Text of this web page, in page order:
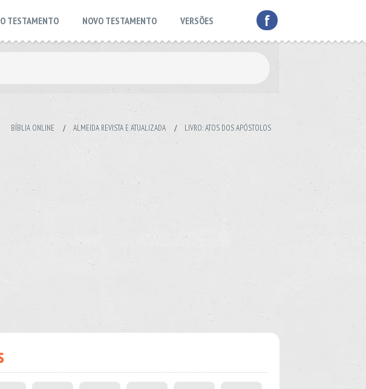
f
TESTAMENTO NOVO TESTAMENTO VERSÕES
BÍBLIA ONLINE / ALMEIDA REVISTA E ATUALIZADA / LIVRO: ATOS DOS APÓSTOLOS